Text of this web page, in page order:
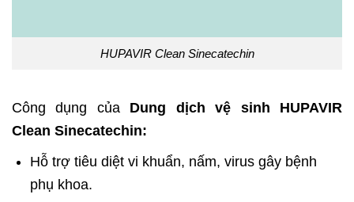
HUPAVIR Clean Sinecatechin
Công dụng của Dung dịch vệ sinh HUPAVIR
Clean Sinecatechin:
Hỗ trợ tiêu diệt vi khuẩn, nấm, virus gây bệnh
phụ khoa.